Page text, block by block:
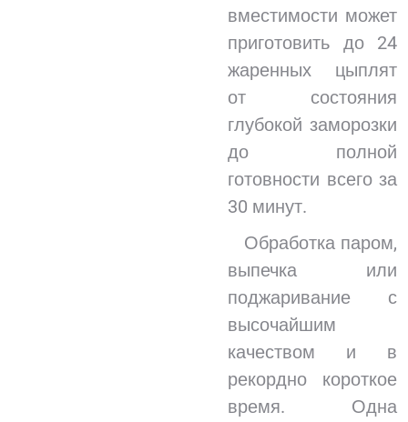
вместимости может
приготовить до 24
жаренных цыплят
от состояния
глубокой заморозки
до полной
готовности всего за
30 минут.
Обработка паром,
выпечка или
поджаривание с
высочайшим
качеством и в
рекордно короткое
время. Одна